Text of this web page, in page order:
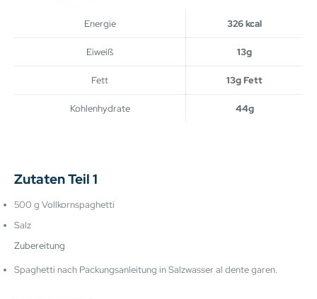
Energie 326 kcal
Eiweiß 13g
Fett 13g Fett
Kohlenhydrate 44g
Zutaten Teil 1
500 g Vollkornspaghetti
Salz
Zubereitung
Spaghetti nach Packungsanleitung in Salzwasser al dente garen.